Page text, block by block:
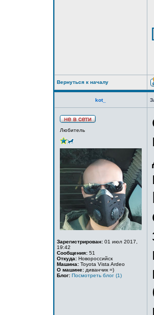
Вернуться к началу
kot_
Любитель
Зарегистрирован: 01 июл 2017,
19:42
Сообщения: 51
Откуда: Новороссийск
Машина: Toyota Vista Ardeo
О машине: диванчик =)
Блог: Посмотреть блог (1)